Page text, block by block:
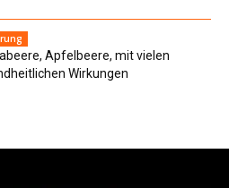
Apfelbeere, mit vielen
Wirkungen